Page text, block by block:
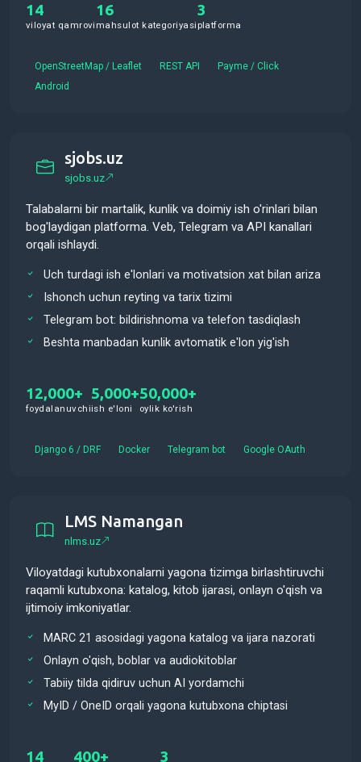
14
viloyat qamrovi
16
mahsulot kategoriyasi
3
platforma
OpenStreetMap / Leaflet REST API
Payme / Click
Android
sjobs.uz
sjobs.uz
Talabalarni bir martalik, kunlik va doimiy ish o'rinlari bilan
bog'laydigan platforma. Veb, Telegram va API kanallari
orqali ishlaydi.
Uch turdagi ish e'lonlari va motivatsion xat bilan ariza
Ishonch uchun reyting va tarix tizimi
Telegram bot: bildirishnoma va telefon tasdiqlash
Beshta manbadan kunlik avtomatik e'lon yig'ish
12,000+
foydalanuvchi
5,000+
ish e'loni
50,000+
oylik ko'rish
Django 6 / DRF Docker Telegram bot Google OAuth
LMS Namangan
nlms.uz
Viloyatdagi kutubxonalarni yagona tizimga birlashtiruvchi
raqamli kutubxona: katalog, kitob ijarasi, onlayn o'qish va
ijtimoiy imkoniyatlar.
MARC 21 asosidagi yagona katalog va ijara nazorati
Onlayn o'qish, boblar va audiokitoblar
Tabiiy tilda qidiruv uchun AI yordamchi
MyID / OneID orqali yagona kutubxona chiptasi
14 400+ 3